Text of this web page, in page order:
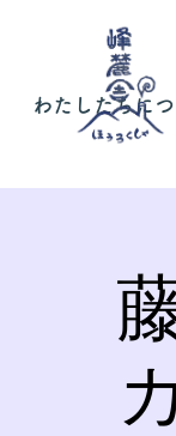
わたしたちに